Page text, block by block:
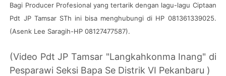
Bagi Producer Profesional yang tertarik dengan lagu-lagu Ciptaan
Pdt JP Tamsar STh ini bisa menghubungi di HP 081361339025.
(Asenk Lee Saragih-HP 08127477587).
(Video Pdt JP Tamsar "Langkahkonma Inang" di
Pesparawi Seksi Bapa Se Distrik VI Pekanbaru )